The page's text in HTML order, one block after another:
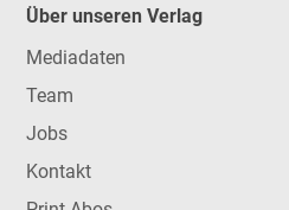
Über unseren Verlag
Mediadaten
Team
Jobs
Kontakt